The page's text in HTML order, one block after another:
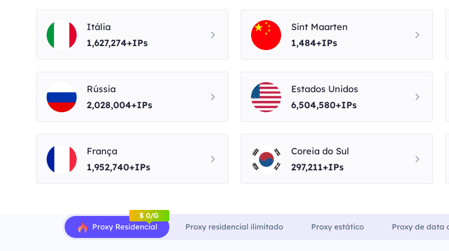
Itália
1,627,274+IPs
Sint Maarten
1,484+IPs
Rússia
2,028,004+IPs
Estados Unidos
6,504,580+IPs
França
1,952,740+IPs
Coreia do Sul
297,211+IPs
Proxy Residencial
$ 0/G
Proxy residencial ilimitado Proxy estático Proxy de data